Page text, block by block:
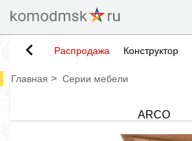
Распродажа Конструктор
Главная > Серии мебели
ARCO